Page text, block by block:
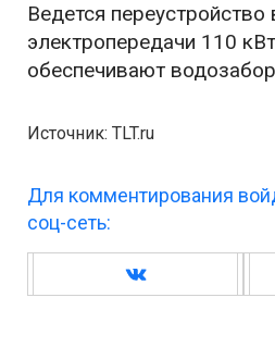
Ведется
электропередачи 110
обеспечивают
Источник: TLT.ru
Для комментирования
соц-сеть: